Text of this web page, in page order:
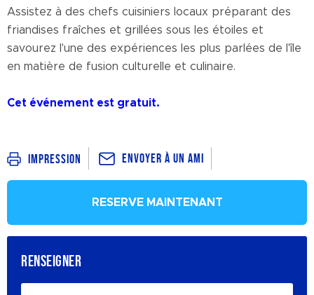
Assistez à des chefs cuisiniers locaux préparant des
friandises fraîches et grillées sous les étoiles et
savourez l'une des expériences les plus parlées de l'île
en matière de fusion culturelle et culinaire.
Cet événement est gratuit.
Impression Envoyer à un ami
RESERVE MAINTENANT
RENSEIGNER